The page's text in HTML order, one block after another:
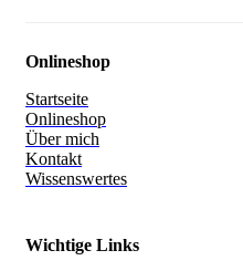
Onlineshop
Startseite
Onlineshop
Über mich
Kontakt
Wissenswertes
Wichtige Links